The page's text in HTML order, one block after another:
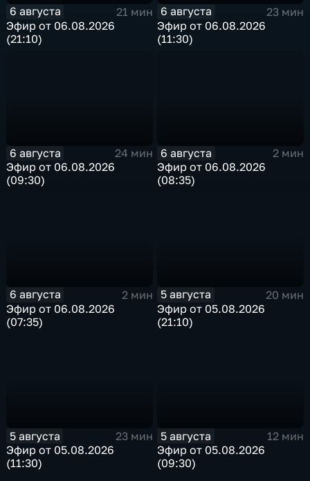
6 августа
21 мин
Эфир от 06.08.2026
(21:10)
6 августа
23 мин
Эфир от 06.08.2026
(11:30)
6 августа
24 мин
Эфир от 06.08.2026
(09:30)
6 августа
2 мин
Эфир от 06.08.2026
(08:35)
6 августа
2 мин
Эфир от 06.08.2026
(07:35)
5 августа
20 мин
Эфир от 05.08.2026
(21:10)
5 августа
23 мин
Эфир от 05.08.2026
(11:30)
5 августа
12 мин
Эфир от 05.08.2026
(09:30)